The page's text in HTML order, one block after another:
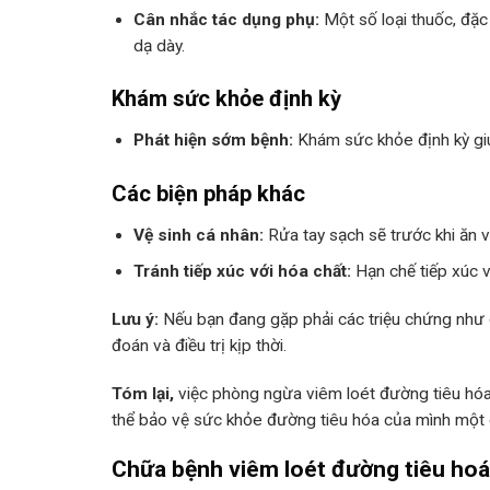
Cân nhắc tác dụng phụ: Một số loại thuốc,
dạ dày.
Khám sức khỏe định kỳ
Phát hiện sớm bệnh: Khám sức khỏe định kỳ
Các biện pháp khác
Vệ sinh cá nhân: Rửa tay sạch sẽ trước khi ăn
Tránh tiếp xúc với hóa chất: Hạn chế tiếp xúc
Lưu ý: Nếu bạn đang gặp phải các triệu chứng
đoán và điều trị kịp thời.
Tóm lại, việc phòng ngừa viêm loét đường tiêu
thể bảo vệ sức khỏe đường tiêu hóa của mình một
Chữa bệnh viêm loét đường tiêu